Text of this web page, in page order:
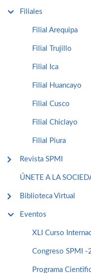
Filiales
Filial Arequipa
Filial Trujillo
Filial Ica
Filial Huancayo
Filial Cusco
Filial Chiclayo
Filial Piura
Revista SPMI
ÚNETE A LA
Biblioteca Virtual
Eventos
XLI Curso
Congreso SPMI -
Programa